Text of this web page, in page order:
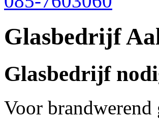
Glasbedrijf
Glasbedrijf
Voor